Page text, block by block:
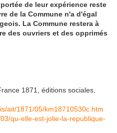
de leur expérience reste
de la Commune n'a d'égal
La Commune restera à
des ouvriers et des opprimés
1871, éditions sociales,
ait/1871/05/km18710530c.htm
qu-elle-est-jolie-la-republique-